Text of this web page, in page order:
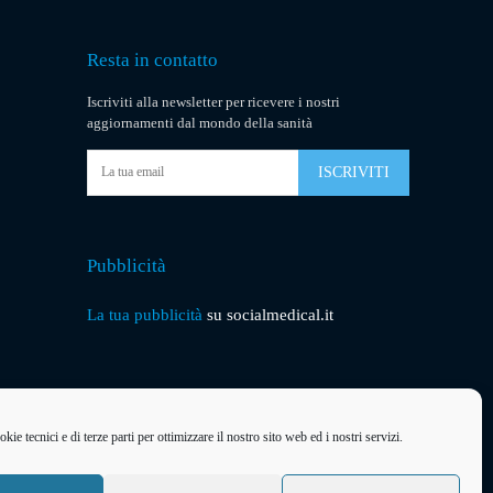
tecnici e di terze parti per ottimizzare il nostro sito web ed i nostri servizi.
Resta in contatto
Iscriviti alla newsletter per ricevere i nostri
aggiornamenti dal mondo della sanità
ISCRIVITI
Pubblicità
La tua pubblicità su socialmedical.it